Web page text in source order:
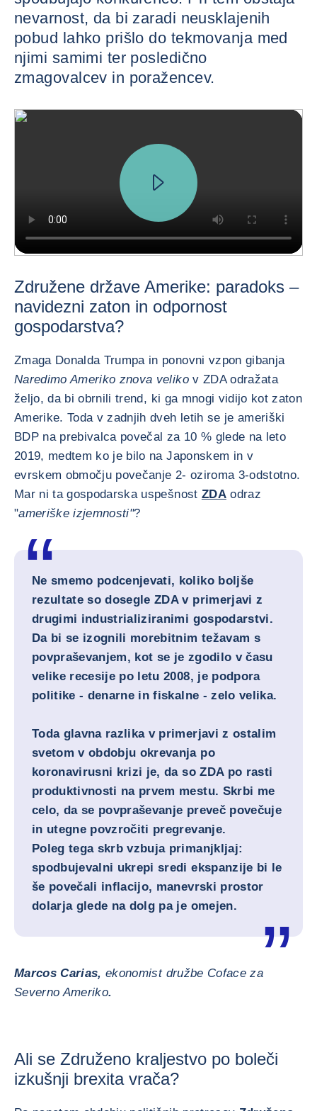
nevarnost, da bi zaradi neusklajenih
pobud lahko prišlo do tekmovanja med
njimi samimi ter posledično
zmagovalcev in poražencev.
Združene države Amerike: paradoks –
navidezni zaton in odpornost
gospodarstva?
Zmaga Donalda Trumpa in ponovni vzpon gibanja
Naredimo Ameriko znova velikov ZDA odražata
željo, da bi obrnili trend, ki ga mnogi vidijo kot zaton
Amerike. Toda v zadnjih dveh letih se je ameriški
BDP na prebivalca povečal za 10 % glede na leto
2019, medtem ko je bilo na Japonskem in v
evrskem območju povečanje 2- oziroma 3-odstotno.
Mar ni ta gospodarska uspešnost ZDAodraz
"ameriške izjemnosti"?
Ne smemo podcenjevati, koliko boljše
rezultate so dosegle ZDA v primerjavi z
drugimi industrializiranimi gospodarstvi.
Da bi se izognili morebitnim težavam s
povpraševanjem, kot se je zgodilo v času
velike recesije po letu 2008, je podpora
politike - denarne in fiskalne - zelo velika.
Toda glavna razlika v primerjavi z ostalim
svetom v obdobju okrevanja po
koronavirusni krizi je, da so ZDA po rasti
produktivnosti na prvem mestu. Skrbi me
celo, da se povpraševanje preveč povečuje
in utegne povzročiti pregrevanje.
Poleg tega skrb vzbuja primanjkljaj:
spodbujevalni ukrepi sredi ekspanzije bi le
še povečali inflacijo, manevrski prostor
dolarja glede na dolg pa je omejen.
Marcos Carias,ekonomist družbe Coface za
Severno Ameriko.
Ali se Združeno kraljestvo po boleči
izkušnji brexita vrača?